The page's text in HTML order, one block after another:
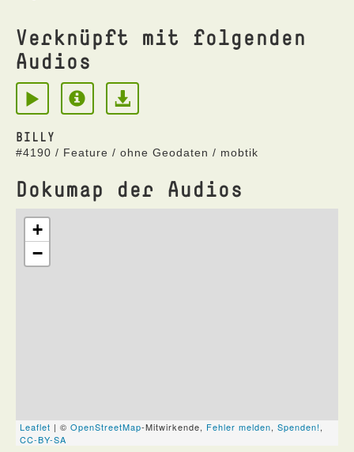
Verknüpft mit folgenden
Audios
BILLY
#4190 / Feature / ohne Geodaten / mobtik
Dokumap der Audios